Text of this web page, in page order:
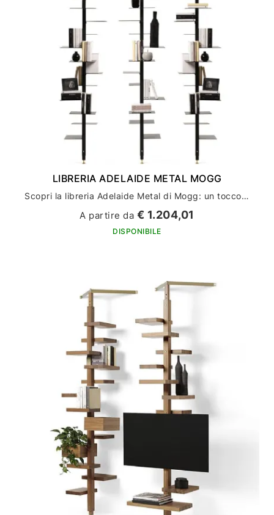
LIBRERIA ADELAIDE METAL MOGG
Scopri la libreria Adelaide Metal di Mogg: un tocco di stile per l'arredamento della tua casa
A partire da € 1.204,01
DISPONIBILE